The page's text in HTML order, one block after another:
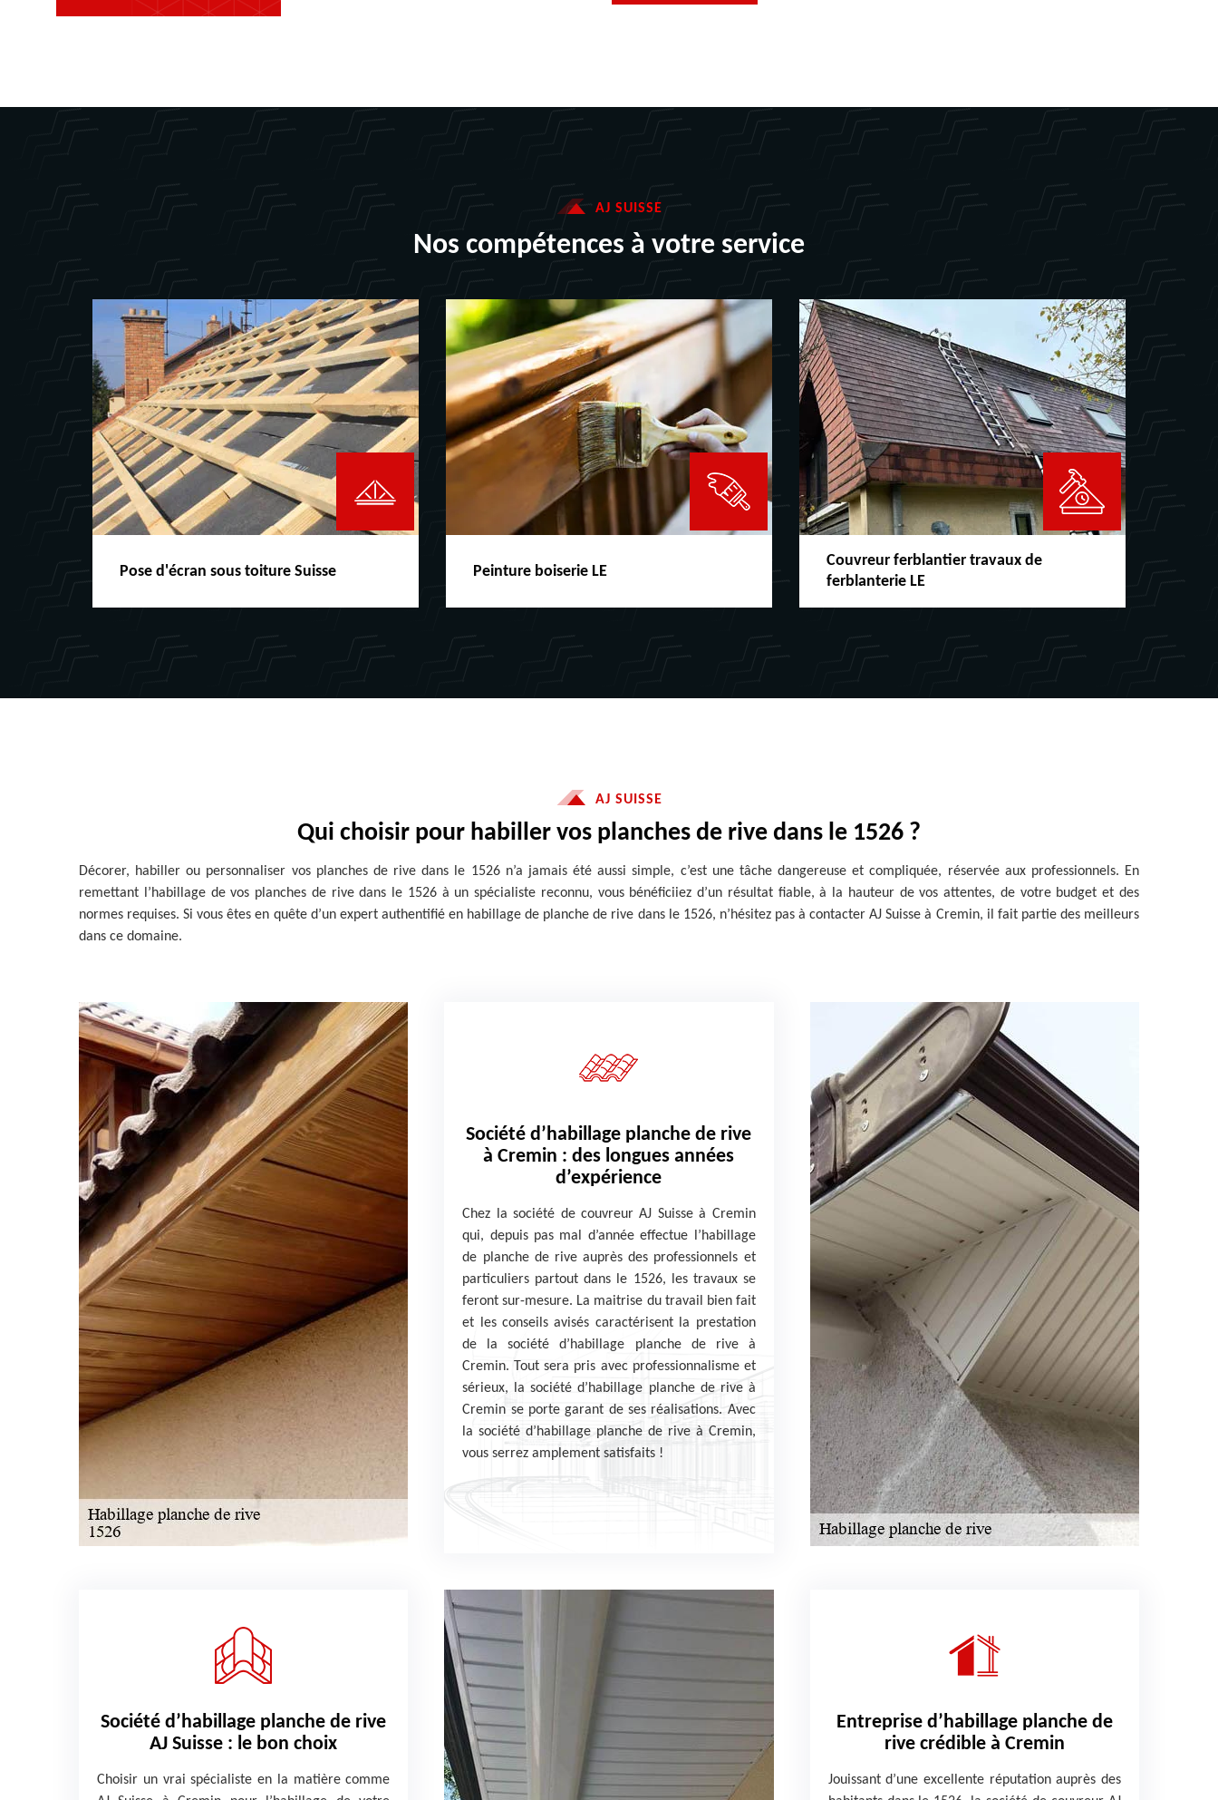
AJ SUISSE
Nos compétences à votre service
Pose d'écran sous toiture Suisse Peinture boiserie LE
Couvreur ferblantier travaux de
ferblanterie LE
AJ SUISSE
Qui choisir pour habiller vos planches de rive dans le 1526 ?
Décorer, habiller ou personnaliser vos planches de rive dans le 1526 n’a jamais été aussi simple, c’est une tâche dangereuse et compliquée, réservée aux professionnels. En
remettant l’habillage de vos planches de rive dans le 1526 à un spécialiste reconnu, vous bénéficiiez d’un résultat fiable, à la hauteur de vos attentes, de votre budget et des
normes requises. Si vous êtes en quête d’un expert authentifié en habillage de planche de rive dans le 1526, n’hésitez pas à contacter AJ Suisse à Cremin, il fait partie des meilleurs
dans ce domaine.
Société d’habillage planche de rive
à Cremin : des longues années
d’expérience
Chez la société de couvreur AJ Suisse à Cremin
qui, depuis pas mal d’année effectue l’habillage
de planche de rive auprès des professionnels et
particuliers partout dans le 1526, les travaux se
feront sur-mesure. La maitrise du travail bien fait
et les conseils avisés caractérisent la prestation
de la société d’habillage planche de rive à
Cremin. Tout sera pris avec professionnalisme et
sérieux, la société d’habillage planche de rive à
Cremin se porte garant de ses réalisations. Avec
la société d’habillage planche de rive à Cremin,
vous serrez amplement satisfaits !
Société d’habillage planche de rive
AJ Suisse : le bon choix
Choisir un vrai spécialiste en la matière comme
Entreprise d’habillage planche de
rive crédible à Cremin
Jouissant d’une excellente réputation auprès des